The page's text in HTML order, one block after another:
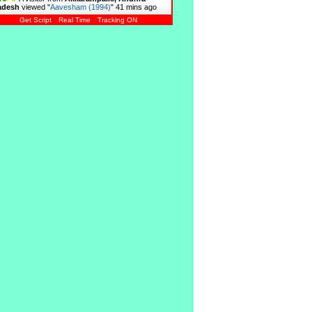
viewed "Aavesham (1994)" 41 mins ago
Get Script Real Time Tracking ON